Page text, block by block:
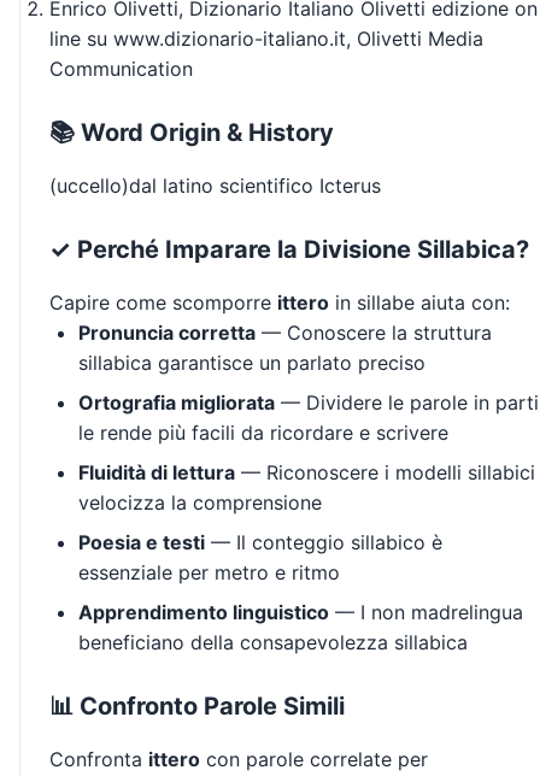
Enrico Olivetti, Dizionario Italiano Olivetti edizione on
line su www.dizionario-italiano.it, Olivetti Media
Communication
📚 Word Origin & History
(uccello)dal latino scientifico Icterus
✓ Perché Imparare la Divisione Sillabica?
Capire come scomporre ittero in sillabe aiuta con:
Pronuncia corretta — Conoscere la struttura
sillabica garantisce un parlato preciso
Ortografia migliorata — Dividere le parole in parti
le rende più facili da ricordare e scrivere
Fluidità di lettura — Riconoscere i modelli sillabici
velocizza la comprensione
Poesia e testi — Il conteggio sillabico è
essenziale per metro e ritmo
Apprendimento linguistico — I non madrelingua
beneficiano della consapevolezza sillabica
📊 Confronto Parole Simili
Confronta ittero con parole correlate per